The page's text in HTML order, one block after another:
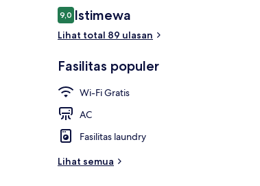
Ulasan
9,09,0 dari 10
Istimewa
Lihat total 89 ulasan
Fasilitas populer
Wi-Fi Gratis
AC
Fasilitas laundry
Lihat semua